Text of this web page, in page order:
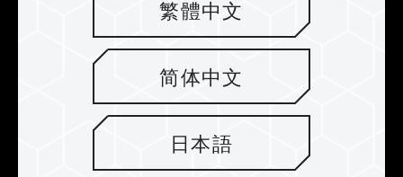
EXPO Übertaktungstechnologien und hat
vollständige Kompatibilitäts- und Stabilitätstests
mit ASRock, ASUS, BIOSTAR, GIGABYTE und
MSI Mainboards bestanden. Dies gewährleistet
eine Leistungssteigerung bei optimaler
Kompatibilität, so dass die Benutzer mit einem
Klick eine stabile Übertaktung sowohl auf Intel-
als auch auf AMD-Plattformen genießen
繁體中文
简体中文
日本語